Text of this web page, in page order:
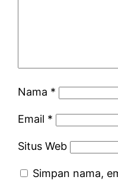
Nama *
Email *
Situs Web
Simpan nama,